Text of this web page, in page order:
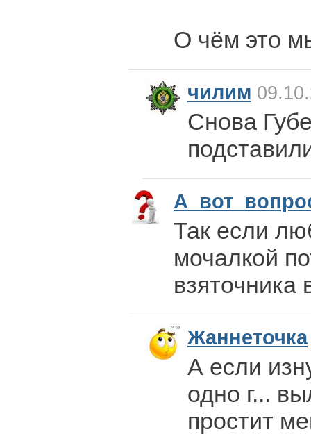
О чём это
чилим
Снова
Так если
мочалкой
взяточника
Жаннеточка
А если
одно г...
простит